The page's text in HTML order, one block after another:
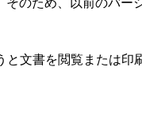
のため、以前のバー
文書を閲覧または印